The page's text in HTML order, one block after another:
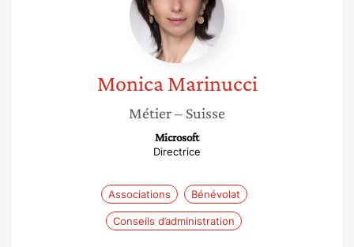
Monica Marinucci
Métier– Suisse
Microsoft
Directrice
Associations Bénévolat
Conseils d’administration